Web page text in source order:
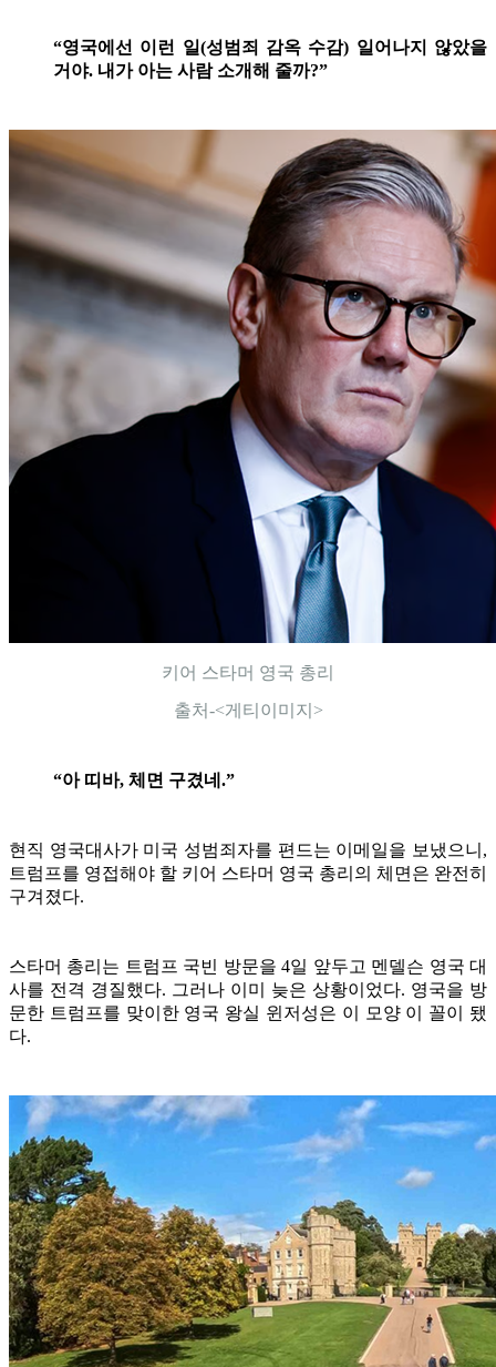
“영국에선 이런 일(성범죄 감옥 수감) 일어나지 않았을
거야. 내가 아는 사람 소개해 줄까?”
키어 스타머 영국 총리
출처-<게티이미지>
“아 띠바, 체면 구겼네.”
현직 영국대사가 미국 성범죄자를 편드는 이메일을 보냈으니,
트럼프를 영접해야 할 키어 스타머 영국 총리의 체면은 완전히
구겨졌다.
스타머 총리는 트럼프 국빈 방문을 4일 앞두고 멘델슨 영국 대
사를 전격 경질했다. 그러나 이미 늦은 상황이었다. 영국을 방
문한 트럼프를 맞이한 영국 왕실 윈저성은 이 모양 이 꼴이 됐
다.